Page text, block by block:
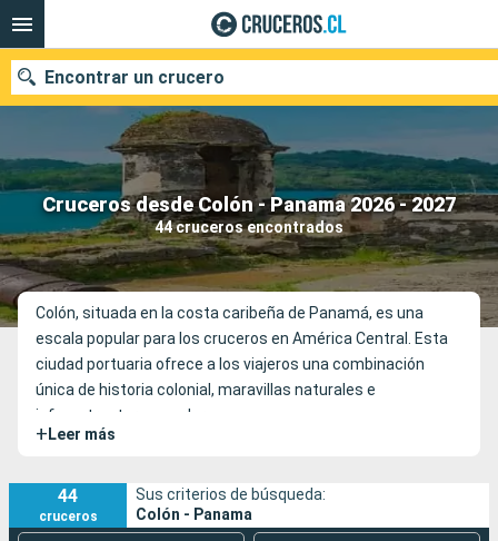
Cruceros desde Colón - Panama 2026 - 2027
44 cruceros encontrados
Encontrar un crucero
Nuestros destinos
Fecha de salida
Puertos Compañías
Buscar
Colón, situada en la costa caribeña de Panamá, es una
escala popular para los cruceros en América Central. Esta
ciudad portuaria ofrece a los viajeros una combinación
única de historia colonial, maravillas naturales e
infraestructuras modernas.
+ Leer más
44
cruceros
Sus criterios de búsqueda:
Colón - Panama